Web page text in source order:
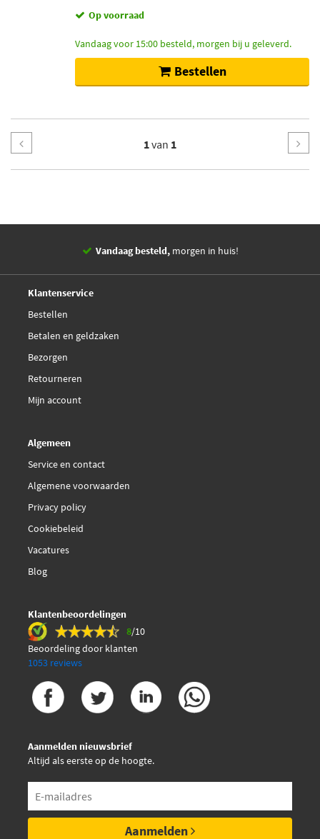
Op voorraad
Vandaag voor 15:00 besteld, morgen bij u geleverd.
Bestellen
1van 1
Vandaag besteld, morgen in huis!
Klantenservice
Bestellen
Betalen en geldzaken
Bezorgen
Retourneren
Mijn account
Algemeen
Service en contact
Algemene voorwaarden
Privacy policy
Cookiebeleid
Vacatures
Blog
Klantenbeoordelingen
8/10
Beoordeling door klanten
1053 reviews
Aanmelden nieuwsbrief
Altijd als eerste op de hoogte.
Aanmelden